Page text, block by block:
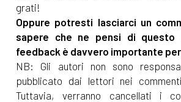
grati!
Oppure potresti lasciarci un
sapere che ne pensi di
feedback è davvero importante per
NB: Gli autori non sono
pubblicato dai lettori nei
Tuttavia, verranno cancellati i